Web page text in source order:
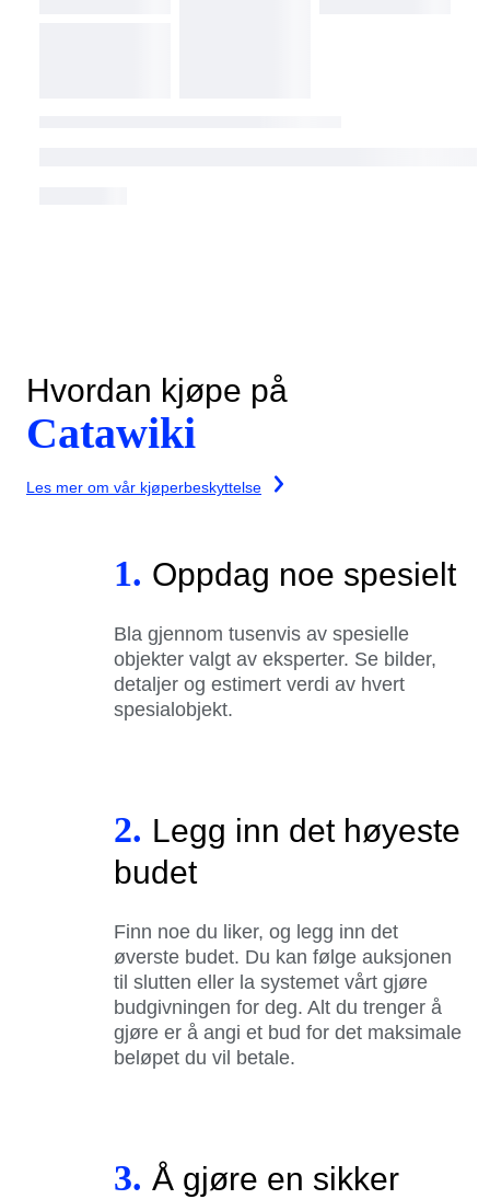
Hvordan kjøpe på
Catawiki
Les mer om vår kjøperbeskyttelse
1. Oppdag noe spesielt
Bla gjennom tusenvis av spesielle
objekter valgt av eksperter. Se bilder,
detaljer og estimert verdi av hvert
spesialobjekt.
2. Legg inn det høyeste
budet
Finn noe du liker, og legg inn det
øverste budet. Du kan følge auksjonen
til slutten eller la systemet vårt gjøre
budgivningen for deg. Alt du trenger å
gjøre er å angi et bud for det maksimale
beløpet du vil betale.
3. Å gjøre en sikker